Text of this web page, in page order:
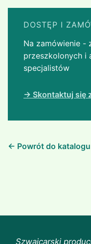
DOSTĘP I
Na zamówienie -
przeszkolonych i
specjalistów
→ Skontaktuj się
← Powrót do katalogu
Szwajcarski